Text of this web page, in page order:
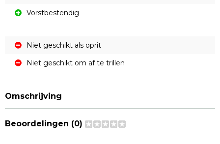
Vorstbestendig
Niet geschikt als oprit
Niet geschikt om af te trillen
Omschrijving
Beoordelingen (0)